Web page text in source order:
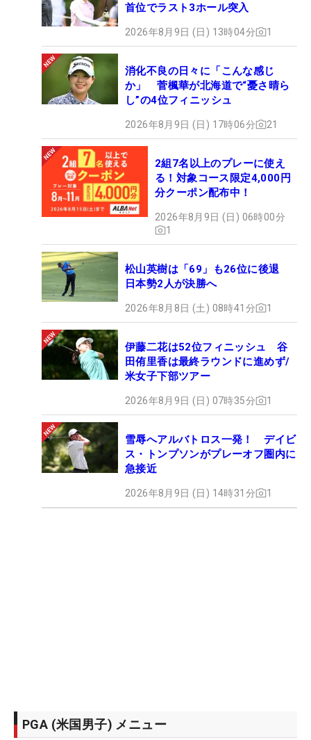
首位でラスト3ホール突入
2026年8月9日 (日) 13時04分 1
消化不良の日々に「こんな感じ
か」 菅楓華が北海道で“憂さ晴ら
し”の4位フィニッシュ
2026年8月9日 (日) 17時06分 21
2組7名以上のプレーに使え
る！対象コース限定4,000円
分クーポン配布中！
2026年8月9日 (日) 06時00分
1
松山英樹は「69」も26位に後退
日本勢2人が決勝へ
2026年8月8日 (土) 08時41分 1
伊藤二花は52位フィニッシュ 谷
田侑里香は最終ラウンドに進めず/
米女子下部ツアー
2026年8月9日 (日) 07時35分 1
雪辱へアルバトロス一発！ デイビ
ス・トンプソンがプレーオフ圏内に
急接近
2026年8月9日 (日) 14時31分 1
PGA (米国男子) メニュー